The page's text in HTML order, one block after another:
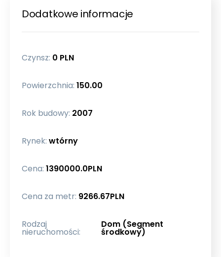
Dodatkowe informacje
Czynsz: 0 PLN
Powierzchnia: 150.00
Rok budowy: 2007
Rynek: wtórny
Cena: 1390000.0PLN
Cena za metr: 9266.67PLN
Rodzaj
nieruchomości:
Dom (Segment
środkowy)